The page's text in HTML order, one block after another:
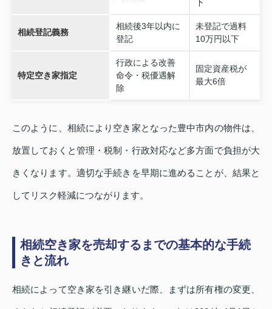
下
相続登記義務
相続後3年以内に
登記
未登記で過料
10万円以下
特定空き家指定
行政による改善
命令・税優遇解
除
固定資産税が
最大6倍
このように、相続により空き家となった豊中市内の物件は、
放置しておくと管理・税制・行政対応など多方面で負担が大
きくなります。適切な手続きを早期に進めることが、結果と
してリスク軽減につながります。
相続空き家を売却するまでの基本的な手続
きと流れ
相続によって空き家を引き継いだ際、まずは所有権の変更、